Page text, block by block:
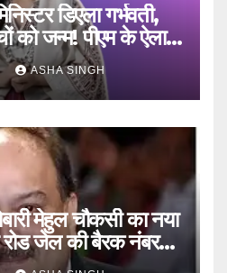
डिएला गर्भवती,
को जन्‍म! पीएम के ऐलान
ASHA SINGH
मेहुल चौकसी का नया
रोड जेल की बैरक नंबर